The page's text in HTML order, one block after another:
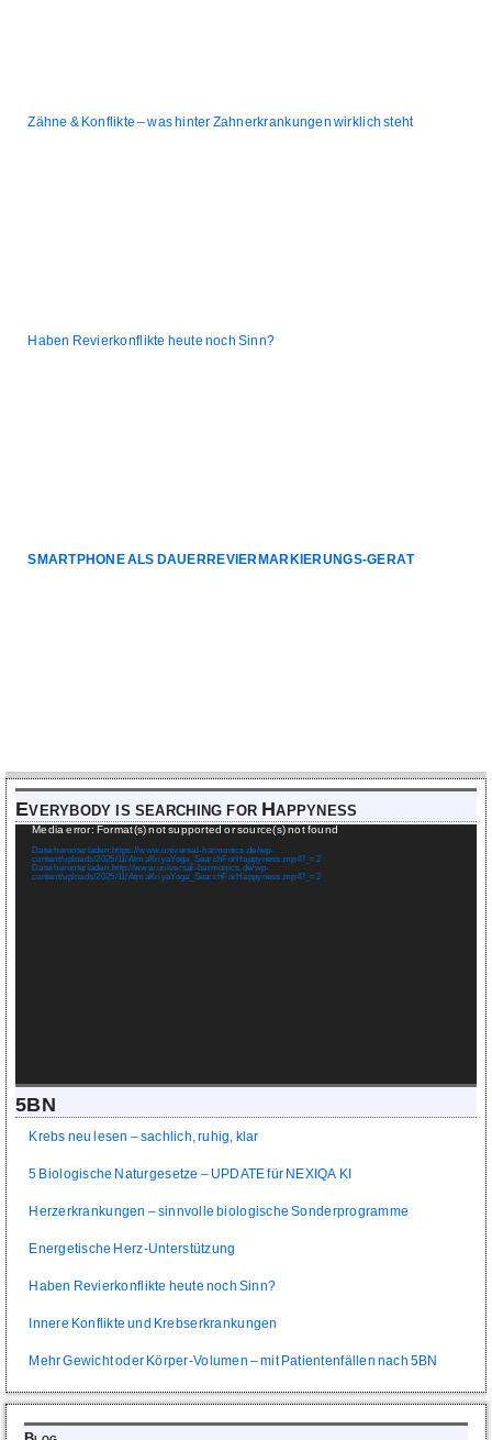
Zähne & Konflikte – was hinter Zahnerkrankungen wirklich steht
Haben Revierkonflikte heute noch Sinn?
SMARTPHONE ALS DAUERREVIERMARKIERUNGS-GERÄT
Everybody is searching for Happyness
Video-
Player
Media error: Format(s) not supported or source(s) not found
Datei herunterladen: https://www.universal-harmonics.de/wp-
content/uploads/2025/11/AtmaKriyaYoga_SearchForHappyness.mp4?_=2
Datei herunterladen: http://www.universal-harmonics.de/wp-
content/uploads/2025/11/AtmaKriyaYoga_SearchForHappyness.mp4?_=2
5BN
Krebs neu lesen – sachlich, ruhig, klar
5 Biologische Naturgesetze – UPDATE für NEXIQA KI
Herzerkrankungen – sinnvolle biologische Sonderprogramme
Energetische Herz-Unterstützung
Haben Revierkonflikte heute noch Sinn?
Innere Konflikte und Krebserkrankungen
Mehr Gewicht oder Körper-Volumen – mit Patientenfällen nach 5BN